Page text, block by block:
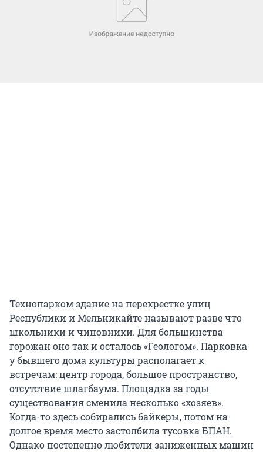
Технопарком здание на перекрестке улиц
Республики и Мельникайте называют разве что
школьники и чиновники. Для большинства
горожан оно так и осталось «Геологом». Парковка
у бывшего дома культуры располагает к
встречам: центр города, большое пространство,
отсутствие шлагбаума. Площадка за годы
существования сменила несколько «хозяев».
Когда-то здесь собирались байкеры, потом на
долгое время место застолбила тусовка БПАН.
Однако постепенно любители заниженных машин